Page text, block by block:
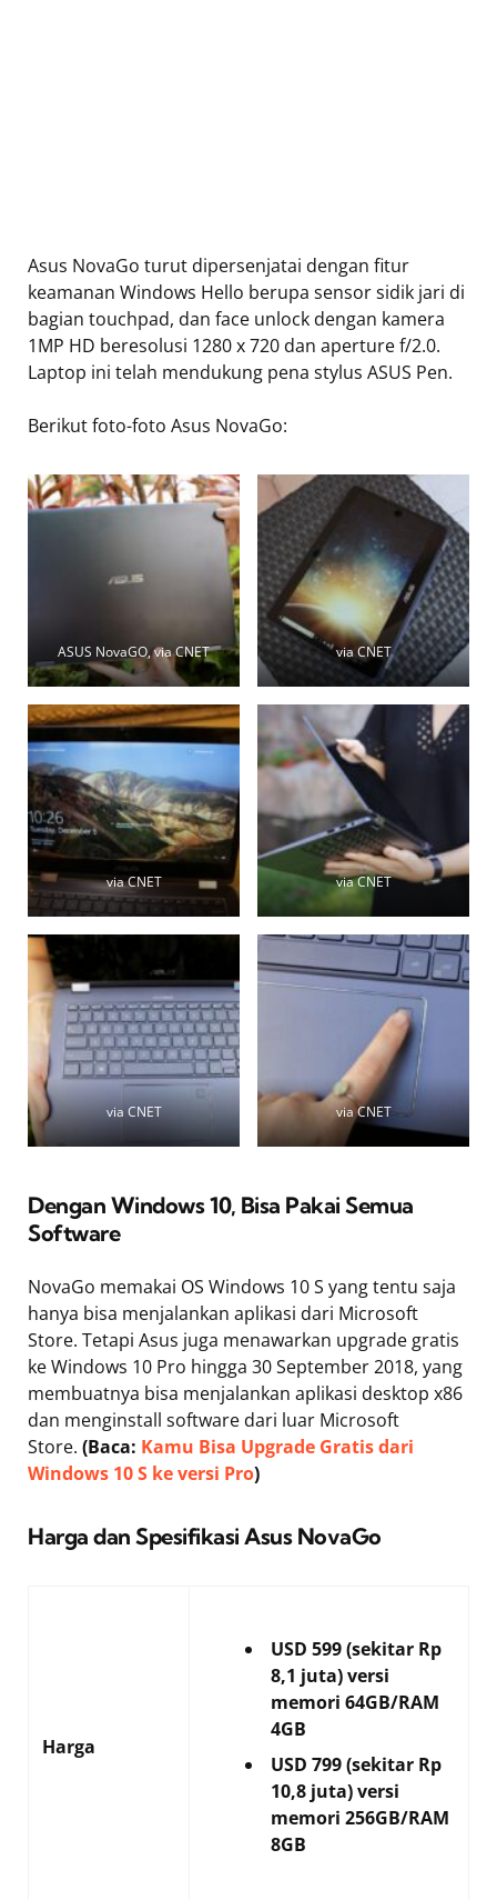
Asus NovaGo turut dipersenjatai dengan fitur
keamanan Windows Hello berupa sensor sidik jari di
bagian touchpad, dan face unlock dengan kamera
1MP HD beresolusi 1280 x 720 dan aperture f/2.0.
Laptop ini telah mendukung pena stylus ASUS Pen.
Berikut foto-foto Asus NovaGo:
ASUS NovaGO, via CNET via CNET
via CNET via CNET
via CNET via CNET
Dengan Windows 10, Bisa Pakai Semua
Software
NovaGo memakai OS Windows 10 S yang tentu saja
hanya bisa menjalankan aplikasi dari Microsoft
Store. Tetapi Asus juga menawarkan upgrade gratis
ke Windows 10 Pro hingga 30 September 2018, yang
membuatnya bisa menjalankan aplikasi desktop x86
dan menginstall software dari luar Microsoft
Store. (Baca: Kamu Bisa Upgrade Gratis dari
Windows 10 S ke versi Pro)
Harga dan Spesifikasi Asus NovaGo
Harga
USD 599 (sekitar Rp
8,1 juta) versi
memori 64GB/RAM
4GB
USD 799 (sekitar Rp
10,8 juta) versi
memori 256GB/RAM
8GB